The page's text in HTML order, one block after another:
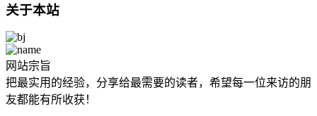
关于本站
网站宗旨
把最实用的经验，分享给最需要的读者，希望每一位来访的朋
友都能有所收获！